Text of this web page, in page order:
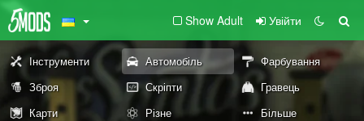
Show Adult Увійти
Інструменти Автомобіль
Фарбування
Зброя
Скріпти
Гравець
Карти
Різне Більше